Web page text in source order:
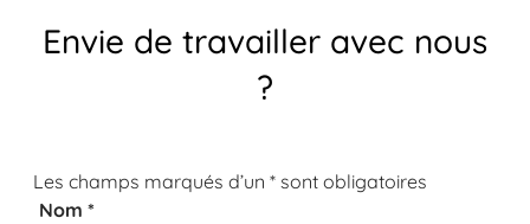
Envie de travailler avec nous
?
Les champs marqués d’un * sont obligatoires
Nom *